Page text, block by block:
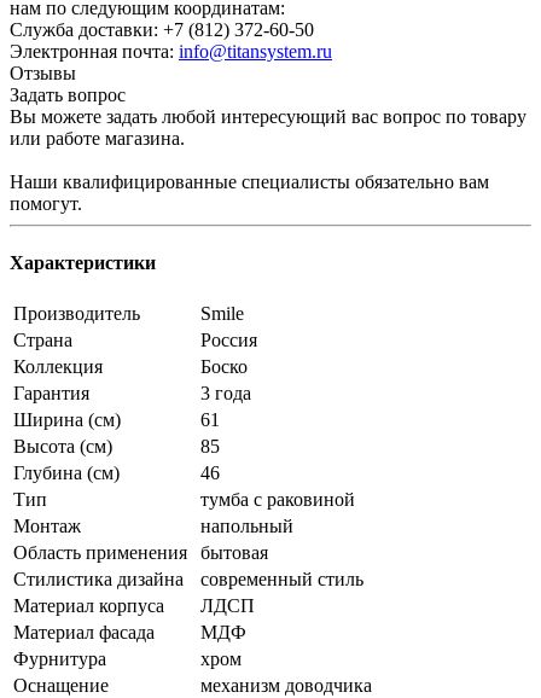
нам по следующим координатам:
Служба доставки: +7 (812) 372-60-50
Электронная почта: info@titansystem.ru
Отзывы
Задать вопрос
Вы можете задать любой интересующий вас вопрос по товару
или работе магазина.
Наши квалифицированные специалисты обязательно вам
помогут.
Характеристики
Производитель
Smile
Страна
Россия
Коллекция
Боско
Гарантия
3 года
Ширина (см)
61
Высота (см)
85
Глубина (см)
46
Тип
тумба с раковиной
Монтаж
напольный
Область применения
бытовая
Стилистика дизайна
современный стиль
Материал корпуса
ЛДСП
Материал фасада
МДФ
Фурнитура
хром
Оснащение
механизм доводчика